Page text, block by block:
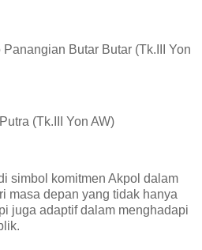
Butar Butar (Tk.III Yon
(Tk.III Yon AW)
simbol komitmen Akpol dalam
masa depan yang tidak hanya
juga adaptif dalam menghadapi